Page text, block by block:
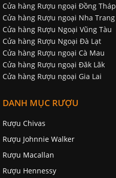
Cửa hàng Rượu ngoại Đồng Tháp
Cửa hàng Rượu ngoại Nha Trang
Cửa hàng Rượu Ngoại Vũng Tàu
Cửa hàng Rượu Ngoại Đà Lạt
Cửa hàng Rượu ngoại Cà Mau
Cửa hàng Rượu ngoại Đăk Lăk
Cửa hàng Rượu ngoại Gia Lai
DANH MỤC RƯỢU
Rượu Chivas
Rượu Johnnie Walker
Rượu Macallan
Rượu Hennessy